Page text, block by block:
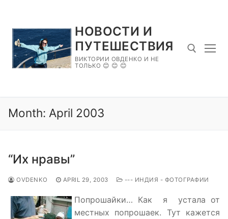
content
НОВОСТИ И
ПУТЕШЕСТВИЯ
ВИКТОРИИ ОВДЕНКО И НЕ
ТОЛЬКО 😊 😊 😊
Month: April 2003
“Их нравы”
OVDENKO APRIL 29, 2003 --- ИНДИЯ - ФОТОГРАФИИ
Попрошайки… Как я устала от
местных попрошаек. Тут кажется